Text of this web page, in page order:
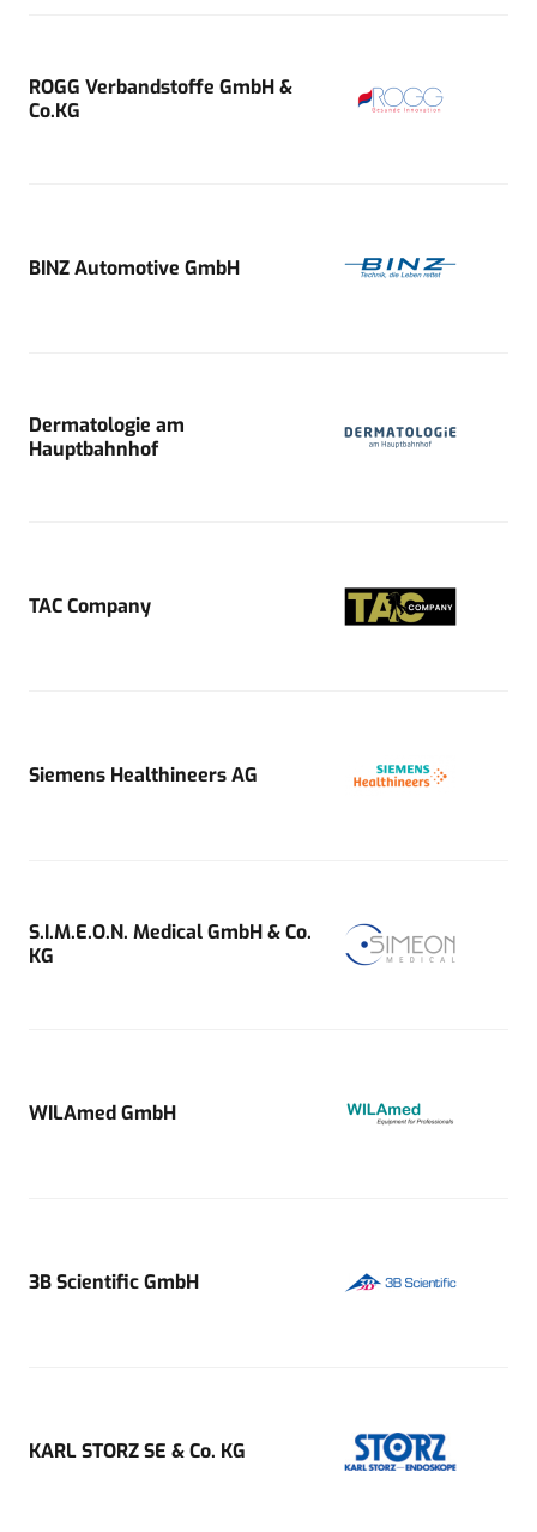
ROGG Verbandstoffe GmbH &
Co.KG
BINZ Automotive GmbH
Dermatologie am
Hauptbahnhof
TAC Company
Siemens Healthineers AG
S.I.M.E.O.N. Medical GmbH & Co.
KG
WILAmed GmbH
3B Scientific GmbH
KARL STORZ SE & Co. KG